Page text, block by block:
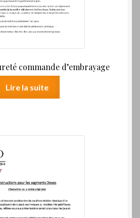
commande d’embrayage
Lire la suite